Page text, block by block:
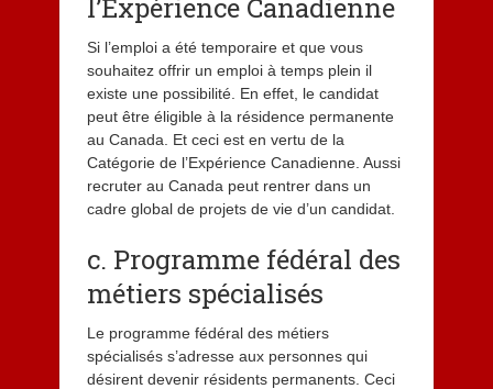
l’Expérience Canadienne
Si l’emploi a été temporaire et que vous
souhaitez offrir un emploi à temps plein il
existe une possibilité. En effet, le candidat
peut être éligible à la résidence permanente
au Canada. Et ceci est en vertu de la
Catégorie de l’Expérience Canadienne. Aussi
recruter au Canada peut rentrer dans un
cadre global de projets de vie d’un candidat.
c. Programme fédéral des
métiers spécialisés
Le programme fédéral des métiers
spécialisés s’adresse aux personnes qui
désirent devenir résidents permanents. Ceci